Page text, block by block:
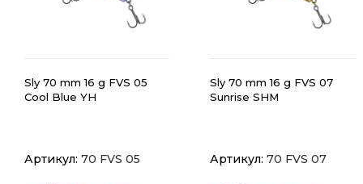
Sly 70 mm 16 g FVS 05
Cool Blue YH
Артикул: 70 FVS 05
Sly 70 mm 16 g FVS 07
Sunrise SHM
Артикул: 70 FVS 07